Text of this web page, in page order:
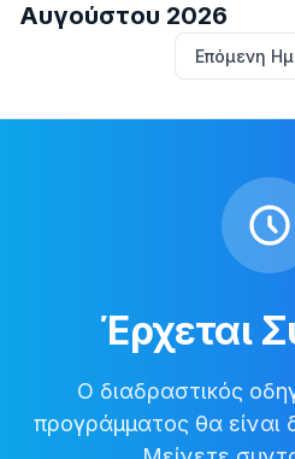
Αυγούστου 2026
Επόμενη
Έρχεται
Ο διαδραστικός
προγράμματος θα είναι